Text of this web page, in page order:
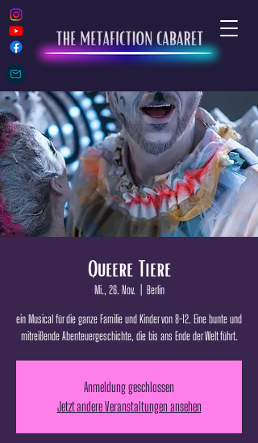
Queere Tiere
Mi., 26. Nov. Berlin
ein Musical für die ganze Familie und Kinder von 8-12. Eine bunte und
mitreißende Abenteuergeschichte, die bis ans Ende der Welt führt.
Anmeldung geschlossen
Jetzt andere Veranstaltungen ansehen